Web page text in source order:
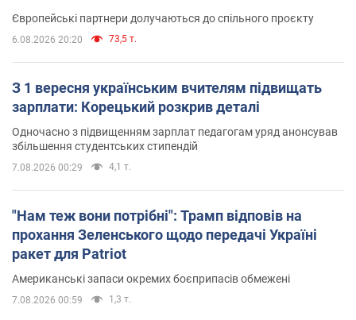
Європейські партнери долучаються до спільного проєкту
6.08.2026 20:20 73,5 т.
З 1 вересня українським вчителям підвищать
зарплати: Корецький розкрив деталі
Одночасно з підвищенням зарплат педагогам уряд анонсував
збільшення студентських стипендій
7.08.2026 00:29 4,1 т.
"Нам теж вони потрібні": Трамп відповів на
прохання Зеленського щодо передачі Україні
ракет для Patriot
Американські запаси окремих боєприпасів обмежені
7.08.2026 00:59 1,3 т.